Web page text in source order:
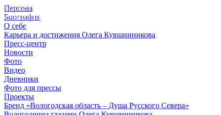
Персона
Биография
О себе
Карьера и достижения Олега Кувшинникова
Пресс-центр
Новости
Фото
Видео
Дневники
Фото для прессы
Проекты
Бренд «Вологодская область – Душа Русского Севера»
© 2012 - 2023,
КУВШИННИКОВ О.А.